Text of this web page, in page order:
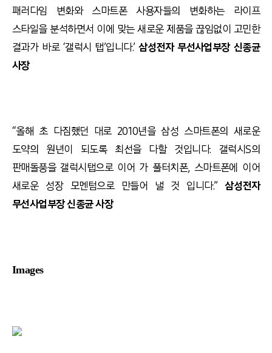
패러다임 변화와 스마트폰 사용자들의 변화하는 라이프
스타일을 분석하면서 이에 맞는 새로운 제품을 끊임없이 고민한
결과가 바로 ‘갤럭시 탭’입니다.’삼성전자 무선사업부장 신종균
사장
“올해 초 다짐했던 대로 2010년을 삼성 스마트폰의 새로운
도약의 원년이 되도록 최선을 다할 것입니다. 갤럭시S의
판매돌풍을 갤럭시탭으로 이어 가 풀터치폰, 스마트폰에 이어
새로운 성장 모멘텀으로 만들어 낼 것 입니다.”삼성전자
무선사업부장 신종균 사장
Images